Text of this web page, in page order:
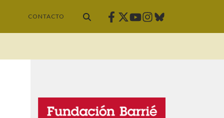
CONTACTO Facebook
Twitter
Youtube
Instagram
Bluesky